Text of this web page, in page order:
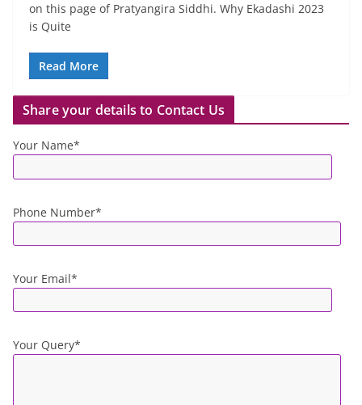
on this page of Pratyangira Siddhi. Why Ekadashi 2023
is Quite
Read More
Share your details to Contact Us
Your Name*
Phone Number*
Your Email*
Your Query*